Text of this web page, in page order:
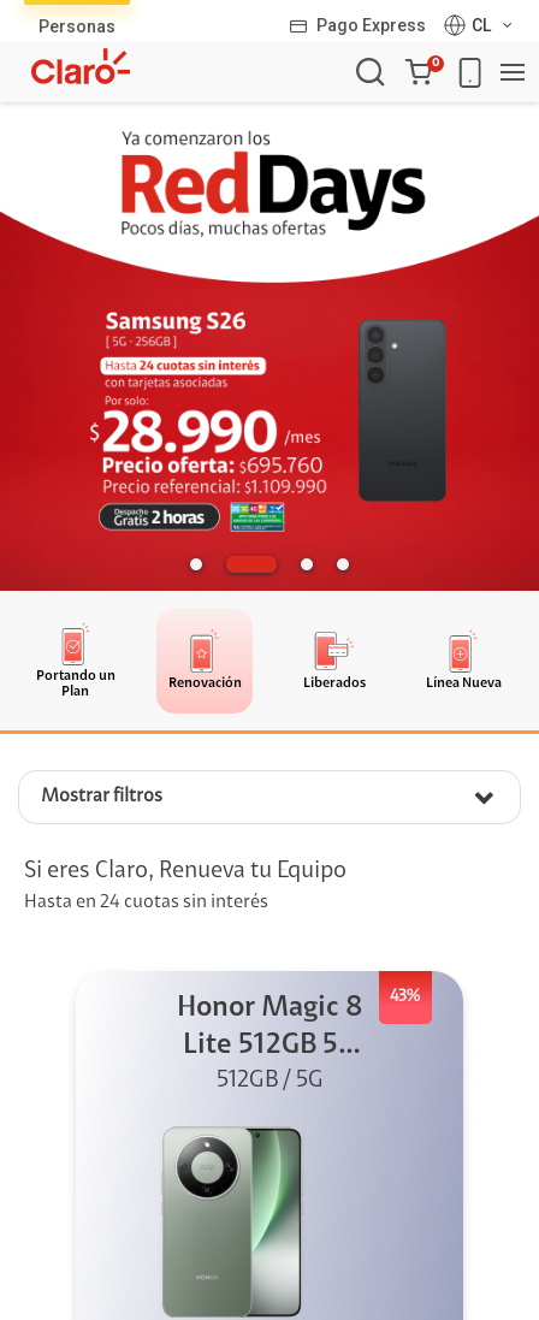
Personas Pago Express
CL
Carro
de
0
Portando un
Plan
Renovación Liberados Línea Nueva
Mostrar filtros
productos
Si eres Claro, Renueva tu Equipo
Hasta en 24 cuotas sin interés
43%
Honor Magic 8
Lite 512GB 5G
Verde
512GB / 5G